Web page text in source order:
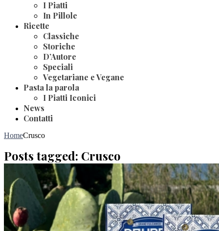
I Piatti
In Pillole
Ricette
Classiche
Storiche
D’Autore
Speciali
Vegetariane e Vegane
Pasta la parola
I Piatti Iconici
News
Contatti
HomeCrusco
Posts tagged: Crusco